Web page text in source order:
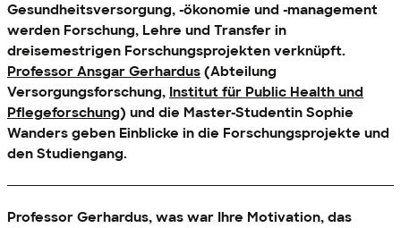
Gesundheitsversorgung, -ökonomie und -management
werden Forschung, Lehre und Transfer in
dreisemestrigen Forschungsprojekten verknüpft.
Professor Ansgar Gerhardus (Abteilung
Versorgungsforschung, Institut für Public Health und
Pflegeforschung) und die Master-Studentin Sophie
Wanders geben Einblicke in die Forschungsprojekte und
den Studiengang.
Professor Gerhardus, was war Ihre Motivation, das